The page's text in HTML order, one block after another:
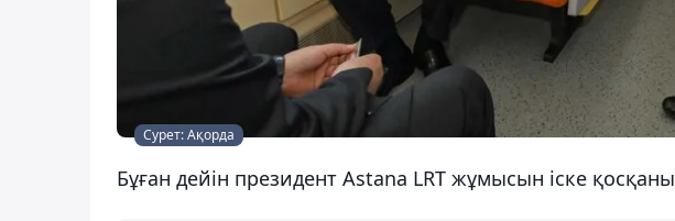
Сурет: Ақорда
Бұған дейін президент Astana LRT жұмысын іске қосқаны